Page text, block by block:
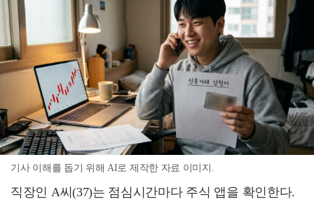
기사 이해를 돕기 위해 AI로 제작한 자료 이미지.
직장인 A씨(37)는 점심시간마다 주식 앱을 확인한다.